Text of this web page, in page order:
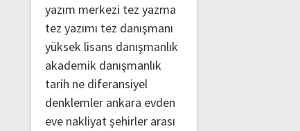
yazım merkezi tez yazma
tez yazımı tez danışmanı
yüksek lisans danışmanlık
akademik danışmanlık
tarih ne diferansiyel
denklemler ankara evden
eve nakliyatşehirler arası